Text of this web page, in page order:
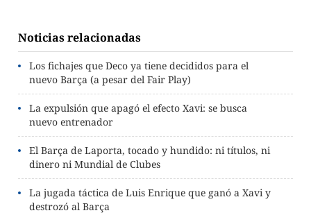
Noticias relacionadas
Los fichajes que Deco ya tiene decididos para el
nuevo Barça (a pesar del Fair Play)
La expulsión que apagó el efecto Xavi: se busca
nuevo entrenador
El Barça de Laporta, tocado y hundido: ni títulos, ni
dinero ni Mundial de Clubes
La jugada táctica de Luis Enrique que ganó a Xavi y
destrozó al Barça